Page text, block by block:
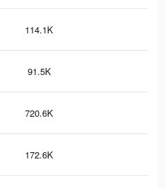
114.1K
91.5K
720.6K
172.6K